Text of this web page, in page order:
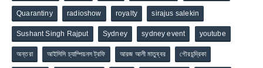
Quarantiny radioshow royalty sirajus salekin
Sushant Singh Rajput Sydney sydney event youtube
অন্তরা আইসিসি চ্যাম্পিয়নস ট্রফি আরজ আলী মাতুব্বর গৌরচন্দ্রিকা